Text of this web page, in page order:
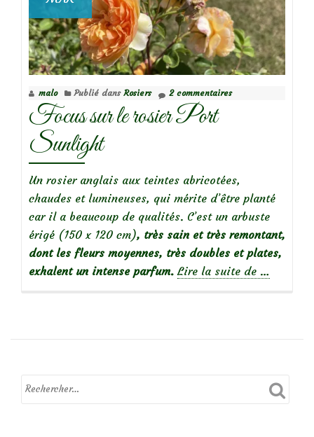
malo Publié dans Rosiers 2 commentaires
Focus sur le rosier Port
Sunlight
Un rosier anglais aux teintes abricotées,
chaudes et lumineuses, qui mérite d’être planté
car il a beaucoup de qualités. C’est un arbuste
érigé (150 x 120 cm), très sain et très remontant,
dont les fleurs moyennes, très doubles et plates,
exhalent un intense parfum. Lire la suite de
le
Port
Sunlight
…